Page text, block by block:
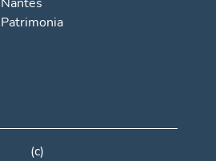
Patrimonia
(c)